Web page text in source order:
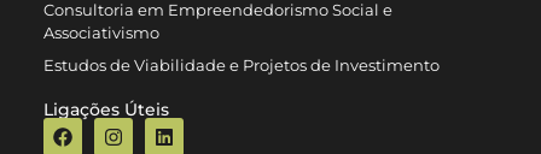
Consultoria em Empreendedorismo Social e
Associativismo
Estudos de Viabilidade e Projetos de Investimento
Ligações Úteis